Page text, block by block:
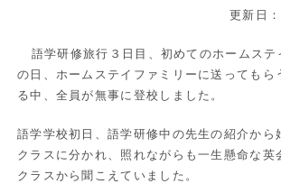
更新日
語学研修旅行３日目、初めてのホームステ
の日、ホームステイファミリーに送ってもら
る中、全員が無事に登校しました。
語学学校初日、語学研修中の先生の紹介から
クラスに分かれ、照れながらも一生懸命な英
クラスから聞こえていました。